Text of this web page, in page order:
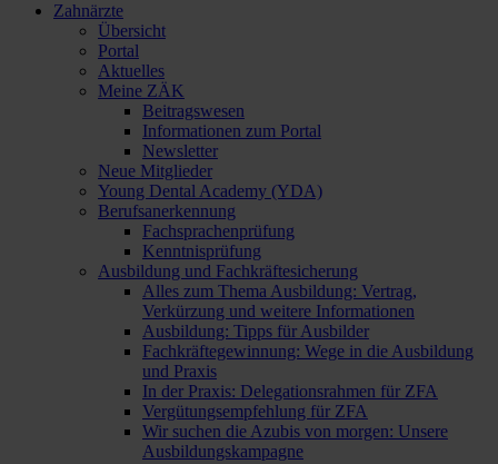
Zahnärzte
Übersicht
Portal
Aktuelles
Meine ZÄK
Beitragswesen
Informationen zum Portal
Newsletter
Neue Mitglieder
Young Dental Academy (YDA)
Berufsanerkennung
Fachsprachenprüfung
Kenntnisprüfung
Ausbildung und Fachkräftesicherung
Alles zum Thema Ausbildung: Vertrag,
Verkürzung und weitere Informationen
Ausbildung: Tipps für Ausbilder
Fachkräftegewinnung: Wege in die Ausbildung
und Praxis
In der Praxis: Delegationsrahmen für ZFA
Vergütungsempfehlung für ZFA
Wir suchen die Azubis von morgen: Unsere
Ausbildungskampagne